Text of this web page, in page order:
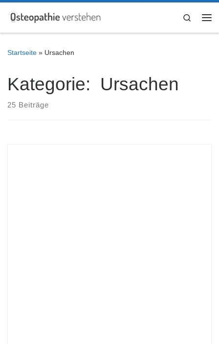
Zum Inhalt springen
Search
Startseite » Ursachen
Kategorie: Ursachen
25 Beiträge